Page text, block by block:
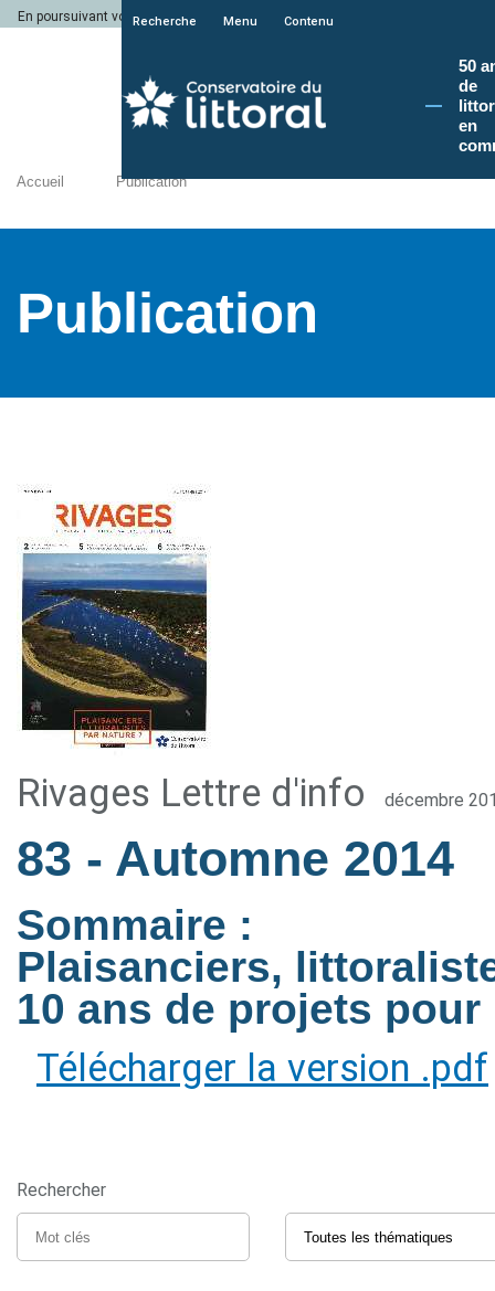
En poursuivant votre navigation sur le site du Conservatoire du littoral, vous
Recherche Menu Contenu
50
de
en
Accueil Publication
Publication
Rivages Lettre d'info décembre
83 - Automne 2014
Sommaire :
Plaisanciers,
10 ans de projets
Télécharger la version .pdf
Rechercher